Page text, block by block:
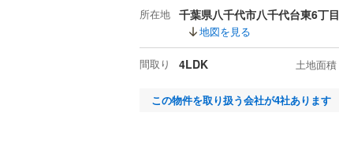
所在地 千葉県八千代市八千代台東6丁目
地図を見る
間取り 4LDK 土地面積
この物件を取り扱う会社が4社あります